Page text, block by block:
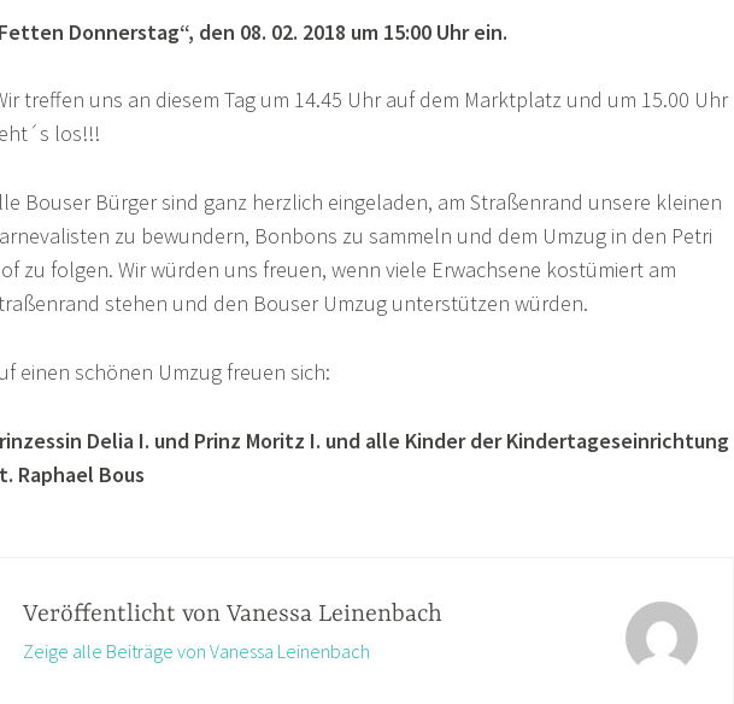
Donnerstag“, den 08. 02. 2018 um 15:00 Uhr ein.
treffen uns an diesem Tag um 14.45 Uhr auf dem Marktplatz und um 15.00 Uhr
los!!!
Bouser Bürger sind ganz herzlich eingeladen, am Straßenrand unsere kleinen
zu bewundern, Bonbons zu sammeln und dem Umzug in den Petri
zu folgen. Wir würden uns freuen, wenn viele Erwachsene kostümiert am
stehen und den Bouser Umzug unterstützen würden.
einen schönen Umzug freuen sich:
Delia I. und Prinz Moritz I. und alle Kinder der Kindertageseinrichtung
Raphael Bous
Veröffentlicht von Vanessa Leinenbach
Zeige alle Beiträge von Vanessa Leinenbach